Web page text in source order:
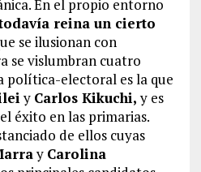
En el propio entorno
reina un cierto
se ilusionan con
se vislumbran cuatro
política-electoral es la que
y Carlos Kikuchi,y es
éxito en las primarias.
de ellos cuyas
y Carolina